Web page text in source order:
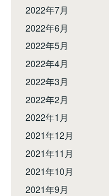
2022年7月
2022年6月
2022年5月
2022年4月
2022年3月
2022年2月
2022年1月
2021年12月
2021年11月
2021年10月
2021年9月